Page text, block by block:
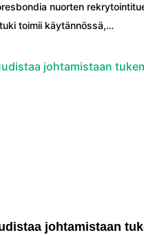
nuorten
toimii käytännössä,…
johtamistaan